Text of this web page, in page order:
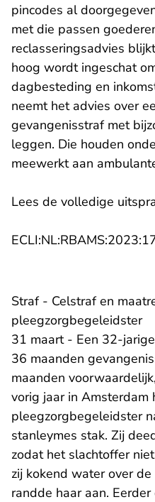
pincodes al
met die passen
reclasseringsadvies
hoog wordt ingeschat
dagbesteding en
neemt het advies over
gevangenisstraf met
leggen. Die houden
meewerkt aan
Lees de volledige
Straf - Celstraf en
pleegzorgbegeleidster
31 maart - Een 32-
36 maanden
maanden
vorig jaar in Amsterdam
pleegzorgbegeleidster
stanleymes stak. Zij
zodat het slachtoffer
zij kokend water over
randde haar aan.